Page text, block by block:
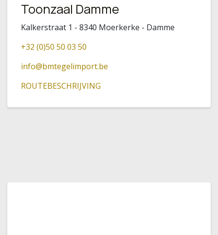
Toonzaal Damme
Kalkerstraat 1 - 8340 Moerkerke - Damme
+32 (0)50 50 03 50
info@bmtegelimport.be
ROUTEBESCHRIJVING